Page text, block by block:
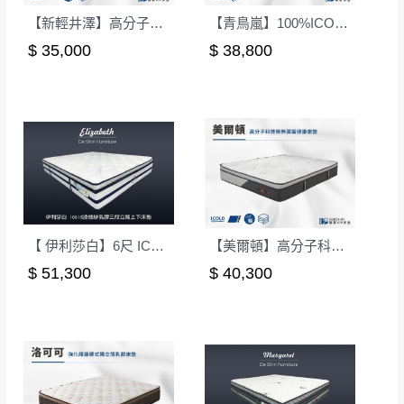
【新輕井澤】高分子科技棉無彈簧健康床墊-單人3.5尺(軟硬適中)｜德新 VIP 床墊
$ 35,000
【青鳥嵐】100%ICOLD涼感強化護邊硬式獨立筒床墊-雙人5尺｜德新床墊
$ 38,800
【 伊利莎白】6尺 ICOLD涼感紗乳膠三段獨立筒上下床墊｜德新 VIP 床墊
$ 51,300
【美爾頓】高分子科技棉無彈簧健康床墊-雙人加大6尺(偏硬)｜德新 VIP 床墊
$ 40,300